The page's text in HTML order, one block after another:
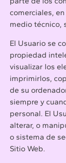
comerciales,
medio técnico,
El Usuario se
propiedad
visualizar los
imprimirlos,
de su
siempre y
personal. El
alterar, o
o sistema de
Sitio Web.